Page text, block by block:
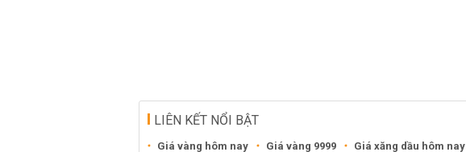
LIÊN KẾT NỔI BẬT
Giá vàng hôm nay Giá vàng 9999 Giá xăng dầu hôm nay